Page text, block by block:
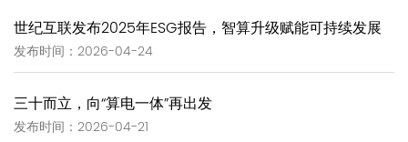
世纪互联发布2025年ESG报告，智算升级赋能可持续发展
发布时间：2026-04-24
三十而立，向“算电一体”再出发
发布时间：2026-04-21